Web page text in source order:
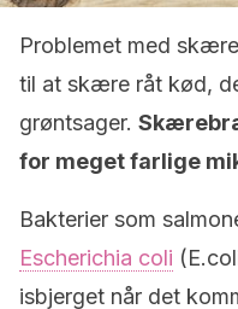
Problemet med
til at skære råt kød,
grøntsager.
for meget farlige
Bakterier som
Escherichia coli
isbjerget når det